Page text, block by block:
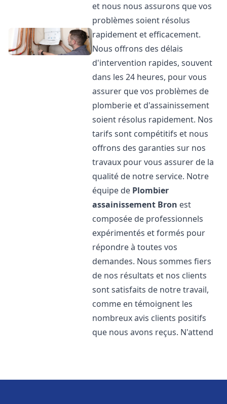
et nous nous assurons que vos
problèmes soient résolus
rapidement et efficacement.
Nous offrons des délais
d'intervention rapides, souvent
dans les 24 heures, pour vous
assurer que vos problèmes de
plomberie et d'assainissement
soient résolus rapidement. Nos
tarifs sont compétitifs et nous
offrons des garanties sur nos
travaux pour vous assurer de la
qualité de notre service. Notre
équipe de Plombier
assainissement Bron est
composée de professionnels
expérimentés et formés pour
répondre à toutes vos
demandes. Nous sommes fiers
de nos résultats et nos clients
sont satisfaits de notre travail,
comme en témoignent les
nombreux avis clients positifs
que nous avons reçus. N'attend